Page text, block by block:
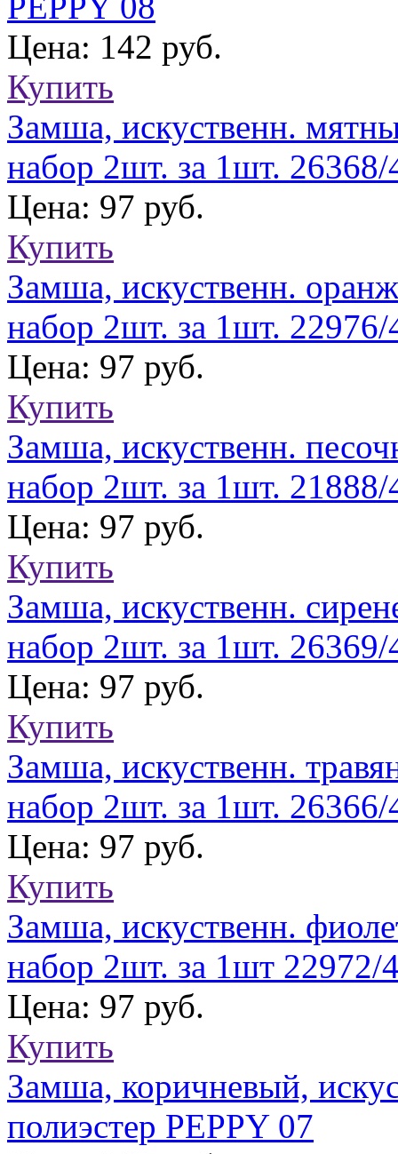
Цена: 142 руб.
Купить
Замша, искуственн.
набор 2шт. за 1шт. 26368/
Цена: 97 руб.
Купить
Замша, искуственн.
набор 2шт. за 1шт. 22976/
Цена: 97 руб.
Купить
Замша, искуственн.
набор 2шт. за 1шт. 21888/
Цена: 97 руб.
Купить
Замша, искуственн.
набор 2шт. за 1шт. 26369/
Цена: 97 руб.
Купить
Замша, искуственн.
набор 2шт. за 1шт. 26366/
Цена: 97 руб.
Купить
Замша, искуственн.
набор 2шт. за 1шт 22972/
Цена: 97 руб.
Купить
Замша, коричневый,
полиэстер PEPPY 07